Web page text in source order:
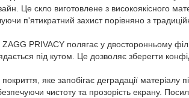
Це скло виготовлене з високоякісного
п'ятикратний захист порівняно з
PRIVACY полягає у двосторонньому
під кутом. Це дозволяє зберегти
яке запобігає деградації матеріалу
чистоту та прозорість екрану.